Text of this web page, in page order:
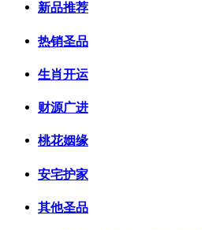
新品推荐
热销圣品
生肖开运
财源广进
桃花姻缘
安宅护家
其他圣品